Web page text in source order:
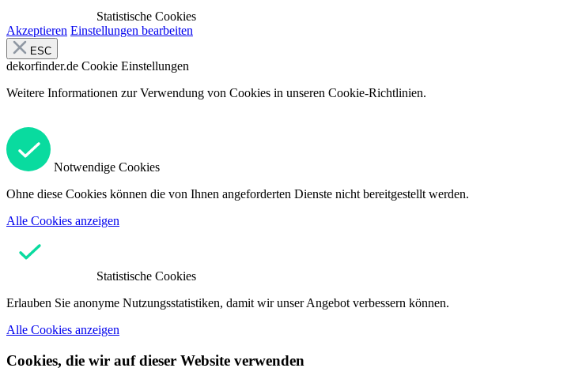
Statistische Cookies
Akzeptieren Einstellungen bearbeiten
ESC
dekorfinder.de Cookie Einstellungen
Weitere Informationen zur Verwendung von Cookies in unseren Cookie-Richtlinien.
Notwendige Cookies
Ohne diese Cookies können die von Ihnen angeforderten Dienste nicht bereitgestellt werden.
Alle Cookies anzeigen
Statistische Cookies
Erlauben Sie anonyme Nutzungsstatistiken, damit wir unser Angebot verbessern können.
Alle Cookies anzeigen
Cookies, die wir auf dieser Website verwenden